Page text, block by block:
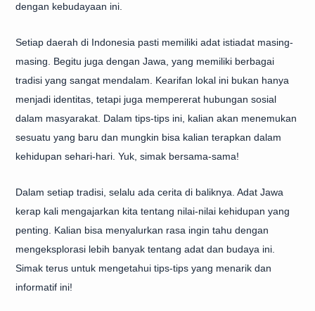
dengan kebudayaan ini.
Setiap daerah di Indonesia pasti memiliki adat istiadat masing-
masing. Begitu juga dengan Jawa, yang memiliki berbagai
tradisi yang sangat mendalam. Kearifan lokal ini bukan hanya
menjadi identitas, tetapi juga mempererat hubungan sosial
dalam masyarakat. Dalam tips-tips ini, kalian akan menemukan
sesuatu yang baru dan mungkin bisa kalian terapkan dalam
kehidupan sehari-hari. Yuk, simak bersama-sama!
Dalam setiap tradisi, selalu ada cerita di baliknya. Adat Jawa
kerap kali mengajarkan kita tentang nilai-nilai kehidupan yang
penting. Kalian bisa menyalurkan rasa ingin tahu dengan
mengeksplorasi lebih banyak tentang adat dan budaya ini.
Simak terus untuk mengetahui tips-tips yang menarik dan
informatif ini!